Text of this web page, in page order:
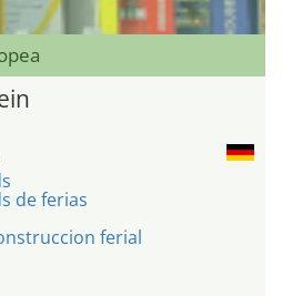
de ferias
ferial